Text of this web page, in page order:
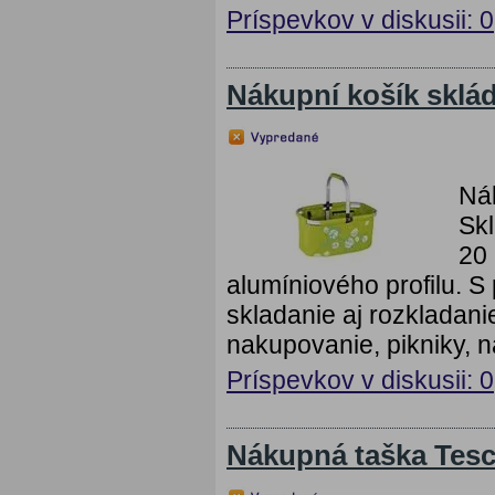
Príspevkov v diskusii: 0
Nákupní košík
20
alumíniového profilu.
skladanie aj
nakupovanie, pikniky,
Príspevkov v diskusii: 0
Nákupná taška